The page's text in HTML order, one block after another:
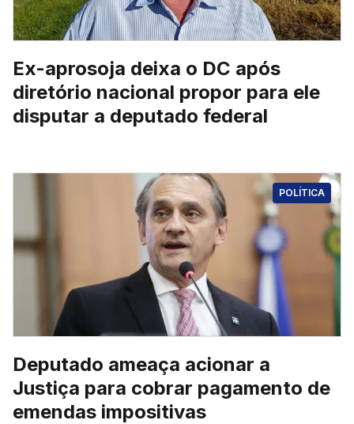
Ex-aprosoja deixa o DC após
diretório nacional propor para ele
disputar a deputado federal
POLÍTICA
Deputado ameaça acionar a
Justiça para cobrar pagamento de
emendas impositivas